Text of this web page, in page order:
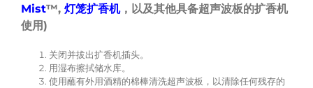
Mist™, 灯笼扩香机，以及其他具备超声波板的扩香机
使用)
关闭并拔出扩香机插头。
用湿布擦拭储水库。
使用蘸有外用酒精的棉棒清洗超声波板，以清除任何残存的